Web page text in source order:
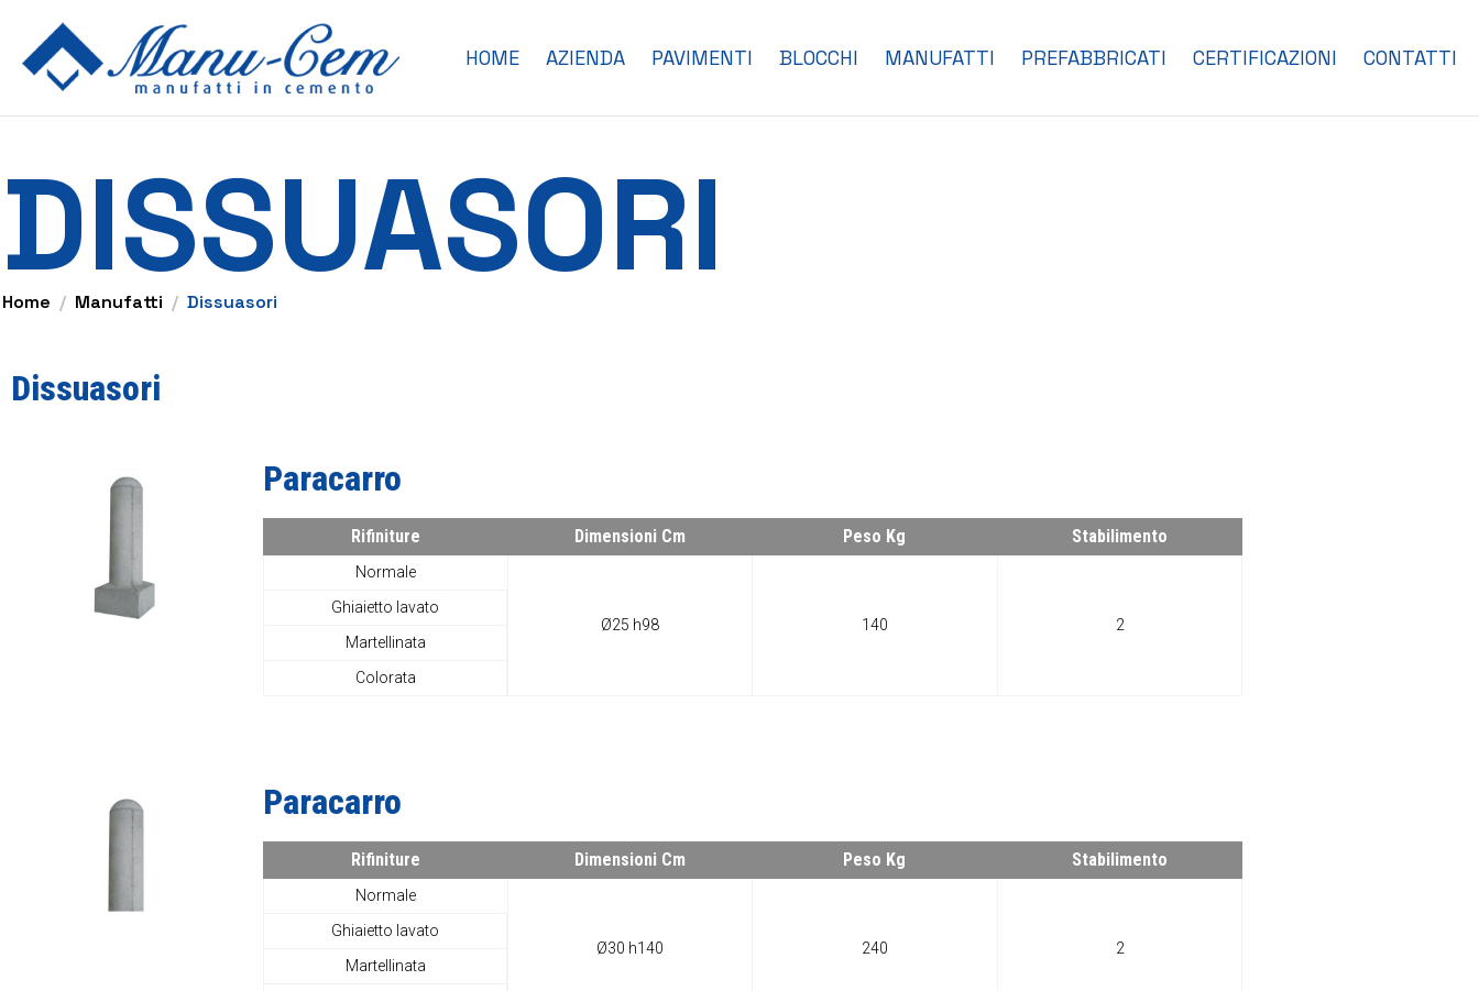
HOME AZIENDA PAVIMENTI BLOCCHI MANUFATTI PREFABBRICATI CERTIFICAZIONI CONTATTI
DISSUASORI
Home Manufatti Dissuasori
Dissuasori
Paracarro
Rifiniture Dimensioni Cm Peso Kg Stabilimento
Normale
Ø25 h98 140 2
Ghiaietto lavato
Martellinata
Colorata
Paracarro
Rifiniture Dimensioni Cm Peso Kg Stabilimento
Normale
Ø30 h140 240 2
Ghiaietto lavato
Martellinata